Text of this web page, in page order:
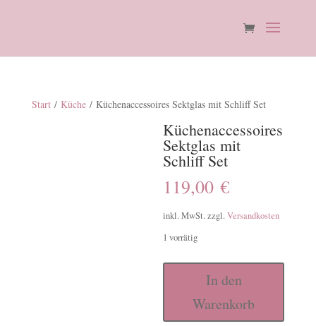
Start/ Küche/ Küchenaccessoires Sektglas mit Schliff Set
Küchenaccessoires
Sektglas mit
Schliff Set
119,00€
inkl. MwSt. zzgl.Versandkosten
1 vorrätig
Schliff
In den
Warenkorb